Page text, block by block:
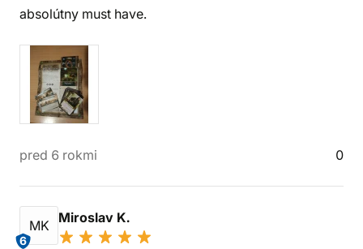
absolútny must have.
pred 6 rokmi 0
MK
6
Miroslav K.